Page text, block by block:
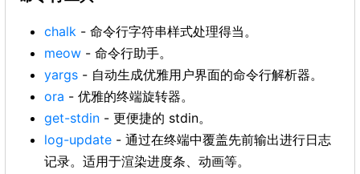
chalk - 命令行字符串样式处理得当。
meow - 命令行助手。
yargs - 自动生成优雅用户界面的命令行解析器。
ora - 优雅的终端旋转器。
get-stdin - 更便捷的 stdin。
log-update - 通过在终端中覆盖先前输出进行日志
记录。适用于渲染进度条、动画等。